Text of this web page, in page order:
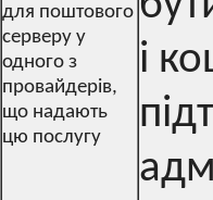
для поштового
серверу у
одного з
провайдерів,
що надають
цю послугу
і